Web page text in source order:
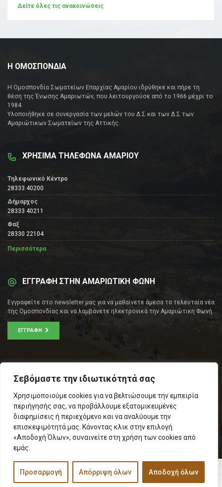
Σεβόμαστε την ιδιωτικότητά σας
Χρησιμοποιούμε cookies για να βελτιώσουμε την εμπειρία
περιήγησής σας, να προβάλλουμε εξατομικευμένες
διαφημίσεις ή περιεχόμενο και να αναλύουμε την
επισκεψιμότητά μας. Κάνοντας κλικ στην επιλογή
«Αποδοχή Όλων», συναινείτε στη χρήση των cookies από
εμάς.
Προσαρμογή Απόρριψη όλων Αποδοχή όλων
Δείτε όλες τις ανακοινώσεις
Η ΟΜΟΣΠΟΝΔΙΑ
Η Ομοσπονδία Σωματείων Επαρχίας Αμαρίου ιδρύθηκε και πήρε τη
θέση της Ένωσης Αμαριωτών, που λειτουργούσε από το 1966 μέχρι το
1984.
Υλοποιήθηκε σε συνεργασία των μελών του Δ.Σ και των Δ.Σ των
Αμαριώτικων Σωματείων της Αττικής.
ΧΡΗΣΙΜΑ ΤΗΛΕΦΩΝΑ ΑΜΑΡΙΟΥ
Τηλεφωνικό Κέντρο
28333 40200
Δήμαρχος
28333 40211
Φαξ
28330 22104
Περισσότερα
ΕΓΓΡΑΦΗ ΣΤΗΝ ΑΜΑΡΙΩΤΙΚΗ ΦΩΝΗ
Εγγραφείτε στο newsletter μας για να μαθαίνετε άμεσα τα τελευταία νέα
της Ομοσπονδίας και να λαμβάνετε ηλεκτρονικά την Αμαριώτικη Φωνή.
ΕΓΓΡΑΦΉ
Τ.Κ.: 105 53
Τηλ. – Fax: 210 33 14 346
Τηλ. Προέδρου: 6971566783
Email:info@omospamari.gr
© 2017 Ομοσπονδία Σωματείων Επαρχίας Αμαρίου